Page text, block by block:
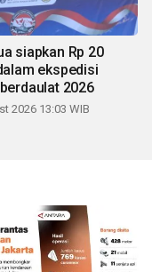
siapkan Rp 20
ekspedisi
2026
2026 13:03 WIB